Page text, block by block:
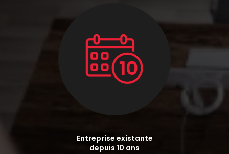
Entreprise existante
depuis 10 ans